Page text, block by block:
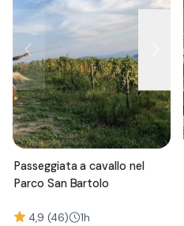
Passeggiata a cavallo nel
Parco San Bartolo
4,9 (46) 1h